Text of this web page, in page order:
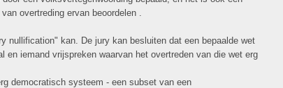
overtreding ervan beoordelen .
nullification" kan. De jury kan besluiten dat een bepaalde wet
iemand vrijspreken waarvan het overtreden van die wet erg
democratisch systeem - een subset van een